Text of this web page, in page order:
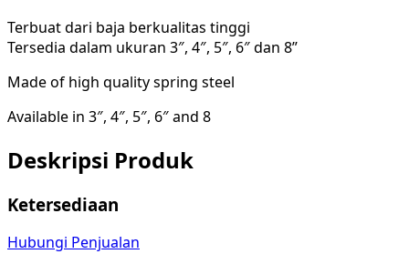
Terbuat dari baja berkualitas tinggi
Tersedia dalam ukuran 3″, 4″, 5″, 6″ dan 8”
Made of high quality spring steel
Available in 3″, 4″, 5″, 6″ and 8
Deskripsi Produk
Ketersediaan
Hubungi Penjualan